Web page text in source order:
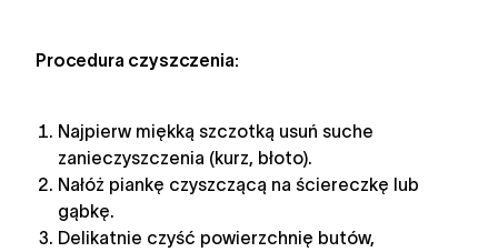
Procedura czyszczenia:
Najpierw miękką szczotką usuń suche
zanieczyszczenia (kurz, błoto).
Nałóż piankę czyszczącą na ściereczkę lub
gąbkę.
Delikatnie czyść powierzchnię butów,